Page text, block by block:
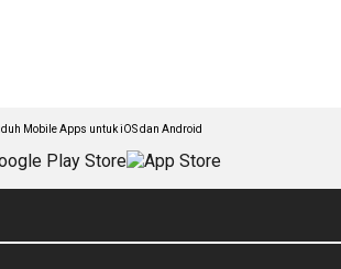
Mobile Apps untuk iOS dan Android